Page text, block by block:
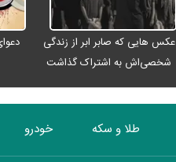
عکس هایی که صابر ابر از زندگی
شخصی‌اش به اشتراک گذاشت
طلا و سکه خودرو